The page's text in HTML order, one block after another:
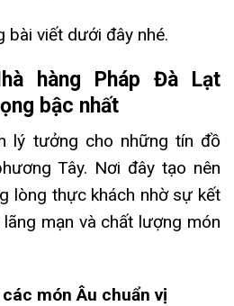
bài viết dưới đây nhé.
hàng Pháp Đà Lạt
bậc nhất
lý tưởng cho những tín đồ
Tây. Nơi đây tạo nên
lòng thực khách nhờ sự kết
mạn và chất lượng món
món Âu chuẩn vị